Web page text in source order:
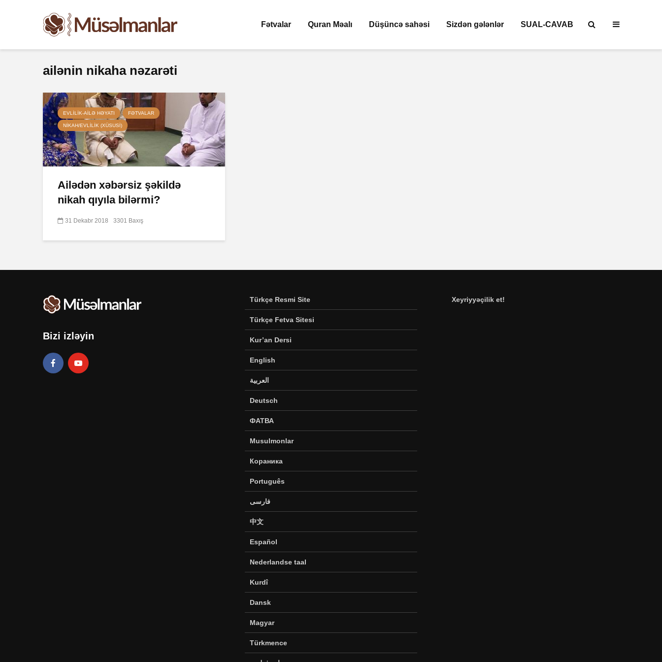
Fətvalar Quran Məalı Düşüncə sahəsi Sizdən gələnlər SUAL-CAVAB
ailənin nikaha nəzarəti
EVLILIK-AILƏ HƏYATI FƏTVALAR
NIKAH/EVLILIK (XÜSUSI)
Ailədən xəbərsiz şəkildə
nikah qıyıla bilərmi?
31 Dekabr 2018 3301 Baxış
Bizi izləyin
Türkçe Resmi Site
Türkçe Fetva Sitesi
Kur’an Dersi
English
العربية
Deutsch
ФАТВА
Musulmonlar
Кораника
Português
فارسی
中文
Español
Nederlandse taal
Kurdî
Dansk
Magyar
Türkmence
Xeyriyyəçilik et!